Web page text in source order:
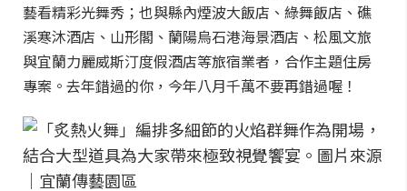
藝看精彩光舞秀；也與縣內煙波大飯店、綠舞飯店、礁
溪寒沐酒店、山形閣、蘭陽烏石港海景酒店、松風文旅
與宜蘭力麗威斯汀度假酒店等旅宿業者，合作主題住房
專案。去年錯過的你，今年八月千萬不要再錯過喔！